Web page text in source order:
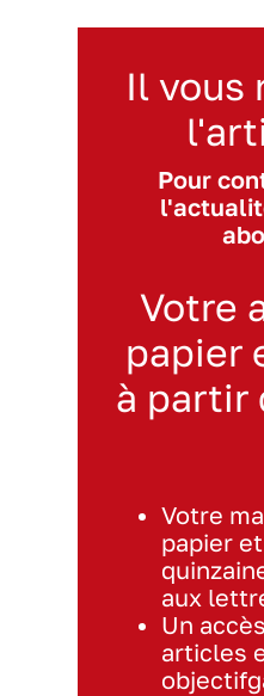
Il vous
Pour
Votre
papier
à partir
Votre
papier
aux
Un
articles